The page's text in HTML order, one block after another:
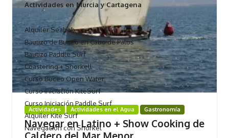
Actividades Actividades en el Agua Gastronomía
Navegar en Latino + Show Cooking de
Actividades en Murcia y Cartagena
Alquiler Seabob
Bautizo de Buceo en Cabo de Palos
Bautizo Paddle Surf
Coastering + Snorkell
Curso Buceo Open Water
Curso iniciación KiteSurf
Curso Iniciación Paddle Surf
Alquiler Kite Surf
Navegación con Snorkel